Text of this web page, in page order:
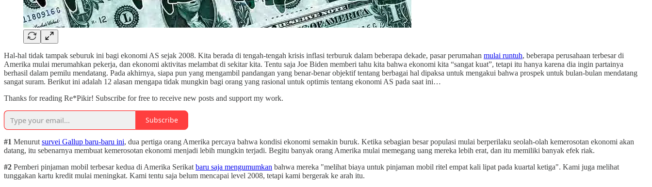
Hal-hal tidak tampak seburuk ini bagi ekonomi AS sejak 2008. Kita berada di tengah-tengah krisis inflasi terburuk dalam beberapa dekade, pasar perumahan mulai runtuh, beberapa perusahaan terbesar di
Amerika mulai merumahkan pekerja, dan ekonomi aktivitas melambat di sekitar kita. Tentu saja Joe Biden memberi tahu kita bahwa ekonomi kita “sangat kuat”, tetapi itu hanya karena dia ingin partainya
berhasil dalam pemilu mendatang. Pada akhirnya, siapa pun yang mengambil pandangan yang benar-benar objektif tentang berbagai hal dipaksa untuk mengakui bahwa prospek untuk bulan-bulan mendatang
sangat suram. Berikut ini adalah 12 alasan mengapa tidak mungkin bagi orang yang rasional untuk optimis tentang ekonomi AS pada saat ini…
Thanks for reading Re*Pikir! Subscribe for free to receive new posts and support my work.
Subscribe
#1 Menurut survei Gallup baru-baru ini, dua pertiga orang Amerika percaya bahwa kondisi ekonomi semakin buruk. Ketika sebagian besar populasi mulai berperilaku seolah-olah kemerosotan ekonomi akan
datang, itu sebenarnya membuat kemerosotan ekonomi menjadi lebih mungkin terjadi. Begitu banyak orang Amerika mulai memegang uang mereka lebih erat, dan itu memiliki banyak efek riak.
#2 Pemberi pinjaman mobil terbesar kedua di Amerika Serikat baru saja mengumumkan bahwa mereka "melihat biaya untuk pinjaman mobil ritel empat kali lipat pada kuartal ketiga". Kami juga melihat
tunggakan kartu kredit mulai meningkat. Kami tentu saja belum mencapai level 2008, tetapi kami bergerak ke arah itu.